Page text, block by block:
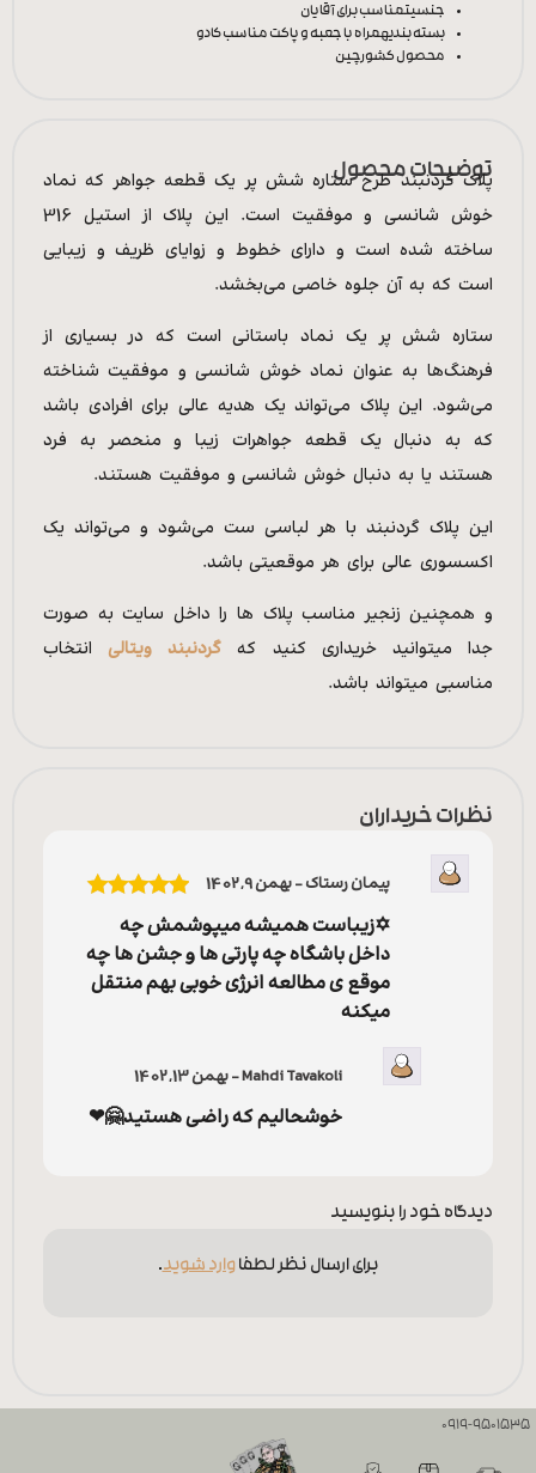
جنسیتمناسب برای آقایان
بسته بندیهمراه با جعبه و پاکت مناسب کادو
محصول کشورچین
توضیحات محصول
پلاک گردنبند طرح ستاره شش پر یک قطعه جواهر که نماد
خوش شانسی و موفقیت است. این پلاک از استیل 316
ساخته شده است و دارای خطوط و زوایای ظریف و زیبایی
است که به آن جلوه خاصی می‌بخشد.
ستاره شش پر یک نماد باستانی است که در بسیاری از
فرهنگ‌ها به عنوان نماد خوش شانسی و موفقیت شناخته
می‌شود. این پلاک می‌تواند یک هدیه عالی برای افرادی باشد
که به دنبال یک قطعه جواهرات زیبا و منحصر به فرد
هستند یا به دنبال خوش شانسی و موفقیت هستند.
این پلاک گردنبند با هر لباسی ست می‌شود و می‌تواند یک
اکسسوری عالی برای هر موقعیتی باشد.
و همچنین زنجیر مناسب پلاک ها را داخل سایت به صورت
جدا میتوانید خریداری کنید کهگردنبند ویتالی انتخاب
مناسبی میتواند باشد.
نظرات خریداران
نمره
پیمان رستاک–بهمن 9, 1402
✡️زیباست همیشه میپوشمش چه
داخل باشگاه چه پارتی ها و جشن ها چه
موقع ی مطالعه انرژی خوبی بهم منتقل
میکنه
Mahdi Tavakoli
–بهمن 13, 1402
خوشحالیم که راضی هستید🤗❤
دیدگاه خود را بنویسید
برای ارسال نظر لطفاوارد شوید.
0919-9501535